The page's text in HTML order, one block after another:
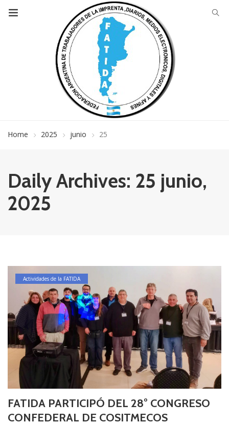
Home 2025 junio 25
Daily Archives: 25 junio,
2025
Actividades de la FATIDA
FATIDA PARTICIPÓ DEL 28° CONGRESO
CONFEDERAL DE COSITMECOS